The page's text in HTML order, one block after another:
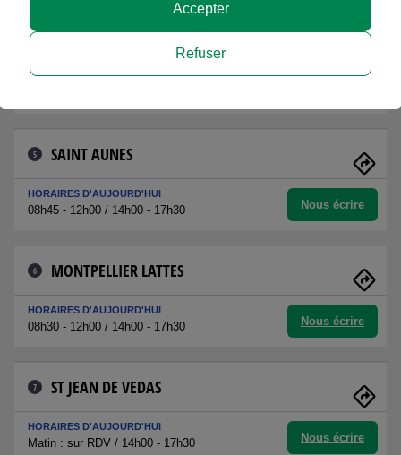
MONTPELLIER ANTIGONE
HORAIRES D'AUJOURD'HUI
5 SAINT AUNES
HORAIRES D'AUJOURD'HUI
08h45 - 12h00 / 14h00 - 17h30 Nous écrire
6 MONTPELLIER LATTES
HORAIRES D'AUJOURD'HUI
08h30 - 12h00 / 14h00 - 17h30 Nous écrire
7 ST JEAN DE VEDAS
HORAIRES D'AUJOURD'HUI
Matin : sur RDV / 14h00 - 17h30 Nous écrire
Refuser
Accepter